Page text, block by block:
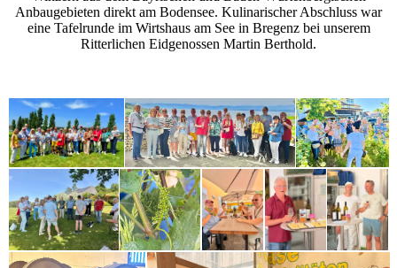
Anbaugebieten direkt am Bodensee. Kulinarischer Abschluss war
eine Tafelrunde im Wirtshaus am See in Bregenz bei unserem
Ritterlichen Eidgenossen Martin Berthold.